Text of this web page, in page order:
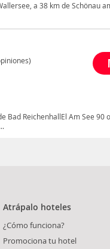
a 38 km de Schönau
Bad ReichenhallEl Am See 90
Atrápalo hoteles
¿Cómo funciona?
Promociona tu hotel